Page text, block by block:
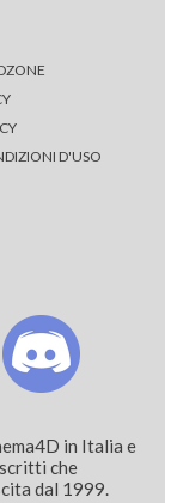
D'USO
in Italia e
che
dal 1999.